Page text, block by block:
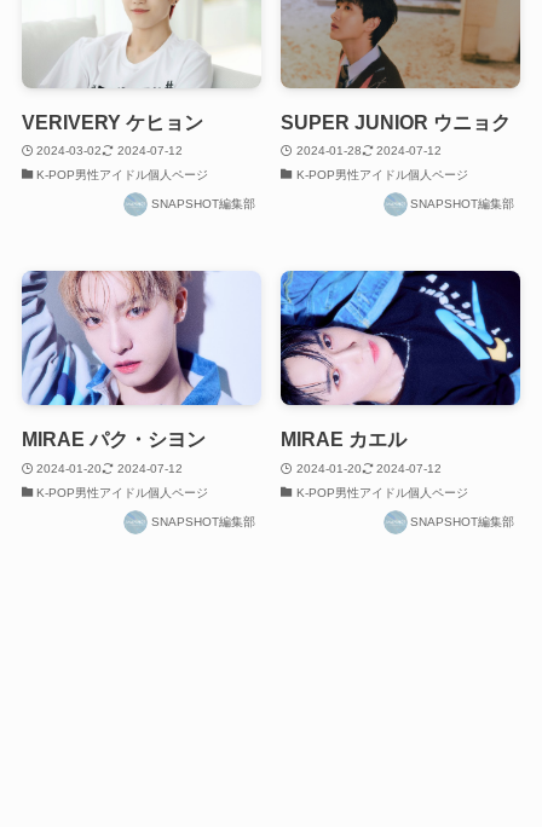
VERIVERY ケヒョン
2024-03-02
2024-07-12
K-POP男性アイドル個人ページ
SNAPSHOT編集部
SUPER JUNIOR ウニョク
2024-01-28
2024-07-12
K-POP男性アイドル個人ページ
SNAPSHOT編集部
MIRAE パク・シヨン
2024-01-20
2024-07-12
K-POP男性アイドル個人ページ
SNAPSHOT編集部
MIRAE カエル
2024-01-20
2024-07-12
K-POP男性アイドル個人ページ
SNAPSHOT編集部